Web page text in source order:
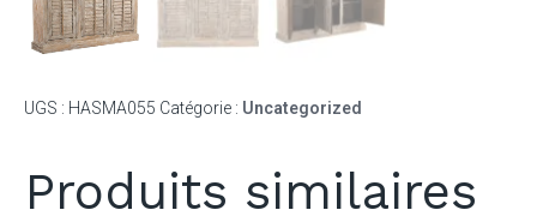
UGS : HASMA055 Catégorie : Uncategorized
Produits similaires